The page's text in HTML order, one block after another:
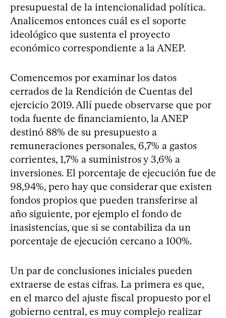
presupuestal de la intencionalidad política.
Analicemos entonces cuál es el soporte
ideológico que sustenta el proyecto
económico correspondiente a la ANEP.
Comencemos por examinar los datos
cerrados de la Rendición de Cuentas del
ejercicio 2019. Allí puede observarse que por
toda fuente de financiamiento, la ANEP
destinó 88% de su presupuesto a
remuneraciones personales, 6,7% a gastos
corrientes, 1,7% a suministros y 3,6% a
inversiones. El porcentaje de ejecución fue de
98,94%, pero hay que considerar que existen
fondos propios que pueden transferirse al
año siguiente, por ejemplo el fondo de
inasistencias, que si se contabiliza da un
porcentaje de ejecución cercano a 100%.
Un par de conclusiones iniciales pueden
extraerse de estas cifras. La primera es que,
en el marco del ajuste fiscal propuesto por el
gobierno central, es muy complejo realizar